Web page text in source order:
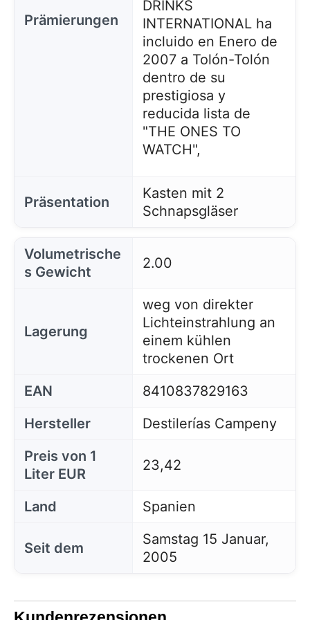
Prämierungen
DRINKS
INTERNATIONAL ha
incluido en Enero de
2007 a Tolón-Tolón
dentro de su
prestigiosa y
reducida lista de
"THE ONES TO
WATCH",
Präsentation
Kasten mit 2
Schnapsgläser
Volumetrische
s Gewicht
2.00
Lagerung
weg von direkter
Lichteinstrahlung an
einem kühlen
trockenen Ort
EAN
8410837829163
Hersteller
Destilerías Campeny
Preis von 1
Liter EUR
23,42
Land Spanien
Seit dem
Samstag 15 Januar,
2005